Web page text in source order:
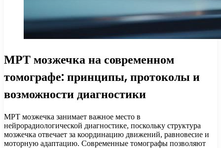
МРТ мозжечка на современном
томографе: принципы, протоколы и
возможности диагностики
МРТ мозжечка занимает важное место в
нейрорадиологической диагностике, поскольку структура
мозжечка отвечает за координацию движений, равновесие и
моторную адаптацию. Современные томографы позволяют